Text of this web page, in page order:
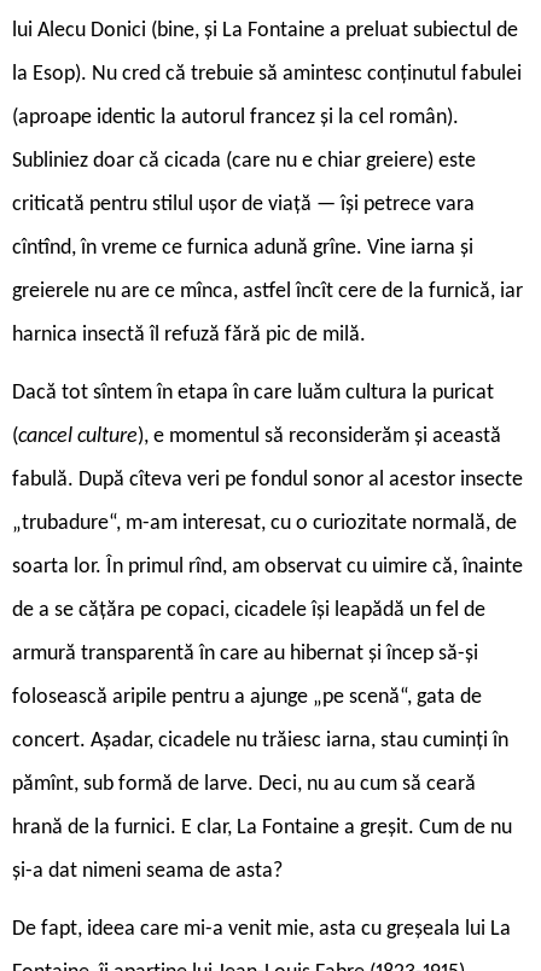
lui Alecu Donici (bine, și La Fontaine a preluat subiectul de
la Esop). Nu cred că trebuie să amintesc conținutul fabulei
(aproape identic la autorul francez și la cel român).
Subliniez doar că cicada (care nu e chiar greiere) este
criticată pentru stilul ușor de viață — își petrece vara
cîntînd, în vreme ce furnica adună grîne. Vine iarna și
greierele nu are ce mînca, astfel încît cere de la furnică, iar
harnica insectă îl refuză fără pic de milă.
Dacă tot sîntem în etapa în care luăm cultura la puricat
(cancel culture), e momentul să reconsiderăm și această
fabulă. După cîteva veri pe fondul sonor al acestor insecte
„trubadure“, m-am interesat, cu o curiozitate normală, de
soarta lor. În primul rînd, am observat cu uimire că, înainte
de a se cățăra pe copaci, cicadele își leapădă un fel de
armură transparentă în care au hibernat și încep să-și
folosească aripile pentru a ajunge „pe scenă“, gata de
concert. Așadar, cicadele nu trăiesc iarna, stau cuminți în
pămînt, sub formă de larve. Deci, nu au cum să ceară
hrană de la furnici. E clar, La Fontaine a greșit. Cum de nu
și-a dat nimeni seama de asta?
De fapt, ideea care mi-a venit mie, asta cu greșeala lui La